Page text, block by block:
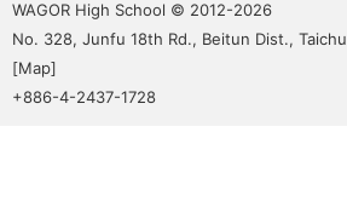
的
世
界
公
WAGOR High School © 2012-2026
No. 328, Junfu 18th Rd., Beitun Dist.,
[Map]
+886-4-2437-1728